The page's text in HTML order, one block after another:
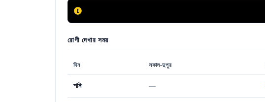
রোগী দেখার সময়
দিন সকাল-দুপুর
শনি —